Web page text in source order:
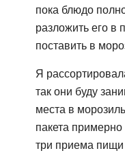
пока блюдо
разложить его в
поставить в
Я
так они буду
места в
пакета
три приема пищи